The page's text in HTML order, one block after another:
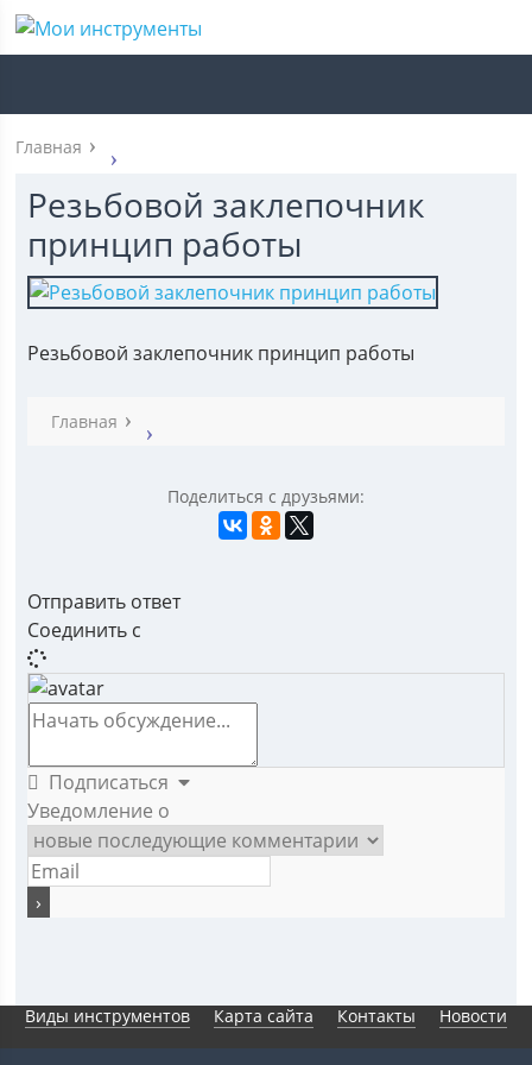
Главная
Резьбовой заклепочник
принцип работы
Резьбовой заклепочник принцип работы
Главная
Поделиться с друзьями:
Отправить ответ
Соединить с
Подписаться
Уведомление о
Виды инструментов Карта сайта Контакты Новости